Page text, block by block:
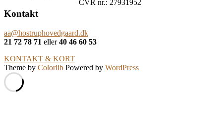
CVR nr.: 27931952
Kontakt
aa@hostruphovedgaard.dk
21 72 78 71 eller40 46 60 53
KONTAKT & KORT
Theme by Colorlib Powered by WordPress